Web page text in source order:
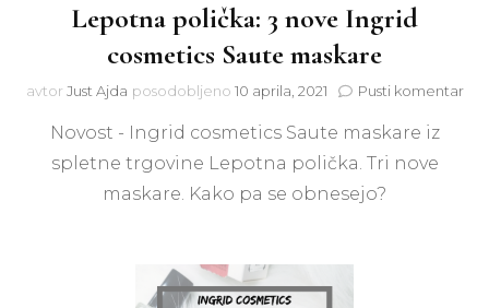
Lepotna polička: 3 nove Ingrid
cosmetics Saute maskare
avtor Just Ajda posodobljeno 10 aprila, 2021 Pusti komentarna
Novost - Ingrid cosmetics Saute maskare iz
spletne trgovine Lepotna polička. Tri nove
maskare. Kako pa se obnesejo?